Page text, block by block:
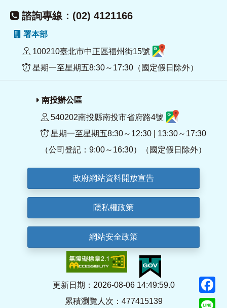
諮詢專線：(02) 4121166
署本部
100210臺北市中正區福州街15號
星期一至星期五8:30～17:30（國定假日除外）
南投辦公區
540202南投縣南投市省府路4號
星期一至星期五8:30～12:30 | 13:30～17:30
（公司登記：9:00～16:30）（國定假日除外）
政府網站資料開放宣告
隱私權政策
網站安全政策
更新日期：2026-08-06 14:49:59.0
累積瀏覽人次：477415139